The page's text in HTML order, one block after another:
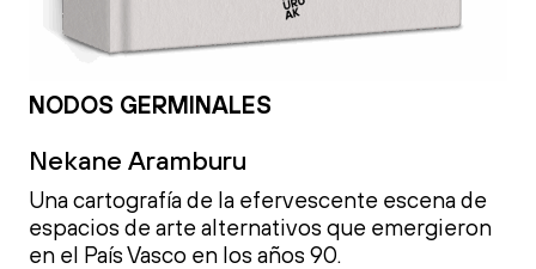
NODOS GERMINALES
Nekane Aramburu
Una cartografía de la efervescente escena de
espacios de arte alternativos que emergieron
en el País Vasco en los años 90.